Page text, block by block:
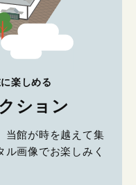
楽しめる
ション
当館が時を越えて集
画像でお楽しみく